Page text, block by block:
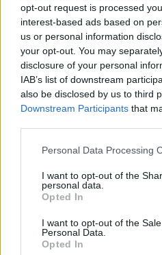
opt-out request is processed
interest-based ads based on
us or personal information
your opt-out. You may
disclosure of your personal
IAB’s list of downstream
also be disclosed by us to third
Downstream Participants that
Please note that this website/
not limited to your visit or usage
grant or deny consent to
use your data for below
consent section.
Personal Data Processing
I want to opt-out of the
personal data.
Opted In
I want to opt-out of the
Personal Data.
Opted In
#allergia #influenza
#orvosmeteorológia
#pajzsmirigy#reflux
Regisztráció
Humánmeteo
Humánmeteo